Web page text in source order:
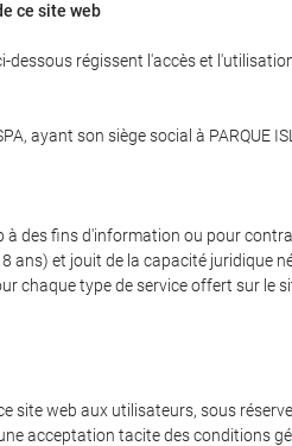
ce site web
dessous régissent l'accès et
ayant son siège social à PARQUE
à des fins d'information ou pour
ans) et jouit de la capacité juridique
chaque type de service offert sur le
site web aux utilisateurs, sous
acceptation tacite des conditions